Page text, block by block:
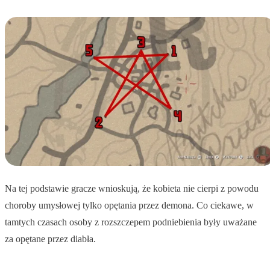
Na tej podstawie gracze wnioskują, że kobieta nie cierpi z powodu
choroby umysłowej tylko opętania przez demona. Co ciekawe, w
tamtych czasach osoby z rozszczepem podniebienia były uważane
za opętane przez diabła.